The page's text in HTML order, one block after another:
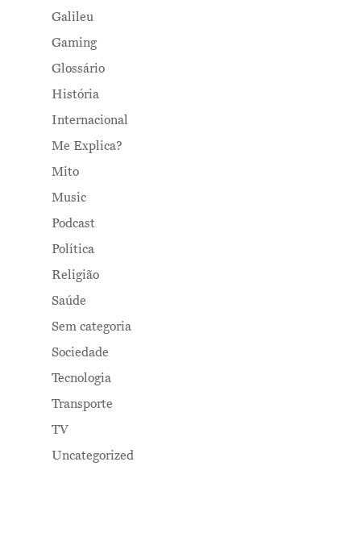
Galileu
Gaming
Glossário
História
Internacional
Me Explica?
Mito
Music
Podcast
Política
Religião
Saúde
Sem categoria
Sociedade
Tecnologia
Transporte
TV
Uncategorized